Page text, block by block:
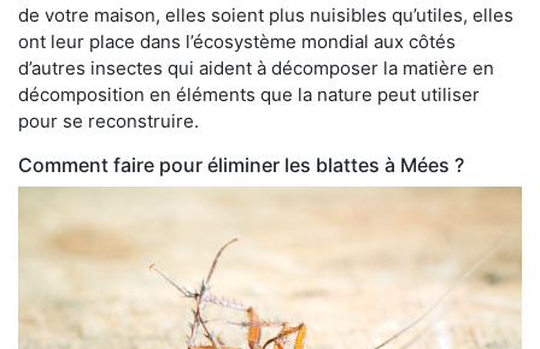
de votre maison, elles soient plus nuisibles qu’utiles, elles
ont leur place dans l’écosystème mondial aux côtés
d’autres insectes qui aident à décomposer la matière en
décomposition en éléments que la nature peut utiliser
pour se reconstruire.
Comment faire pour éliminer les blattes à Mées ?